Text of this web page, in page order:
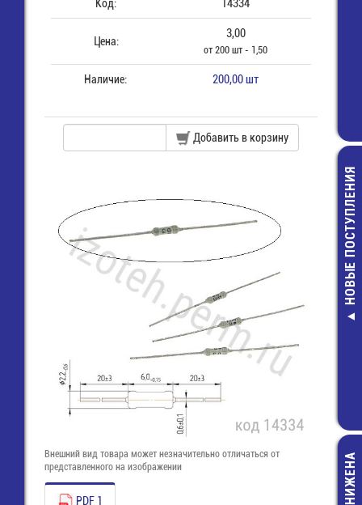
НОВЫЕ ПОСТУПЛЕНИЯ
Код: 14334
Цена:
3,00
от 200 шт - 1,50
Наличие: 200,00 шт
Добавить в корзину
Внешний вид товара может незначительно отличаться от
представленного на изображении
PDF 1